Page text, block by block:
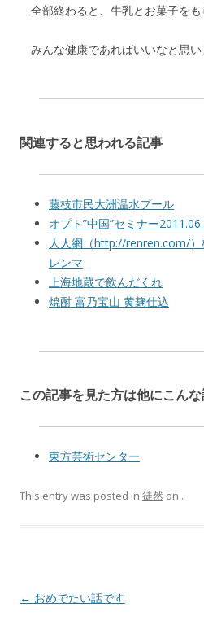
全部終わると、牛乳とお菓子をも
みんな健康であればいいなと思い
関連すると思われる記事
藤枝市民大洲温水プール
オプト”中国”セミナー
人人網（http://renren.com/
レンマ
上海地蔵で飲んだくれ
焼酎 富乃宝山 黄麹仕込
この記事を見た方は他にこん
東方芸術センター
This entry was posted in 徒然 on .
Post navigation
← おめでたい話です